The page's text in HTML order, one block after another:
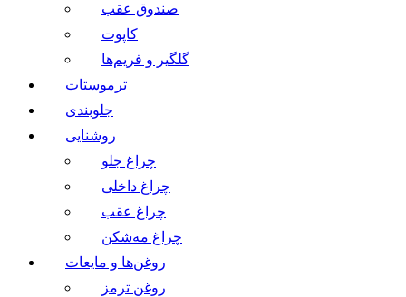
صندوق عقب
کاپوت
گلگیر و فریم‌ها
ترموستات
جلوبندی
روشنایی
چراغ جلو
چراغ داخلی
چراغ عقب
چراغ مه‌شکن
روغن‌ها و مایعات
روغن ترمز